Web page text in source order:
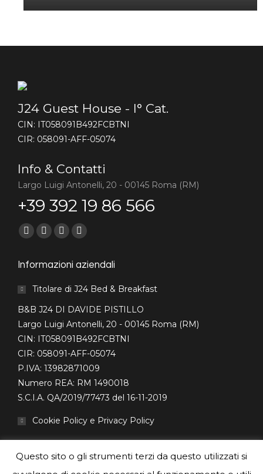
J24 Guest House - I° Cat.
CIN: IT058091B492FCBTNI
CIR: 058091-AFF-05074
Info & Contatti
Largo Luigi Antonelli, 20 - 00145 Roma (RM)
+39 392 19 86 566
Find us on:
Facebook
opens
in
window
Mail
opens
in
window
Sito
page
opens
new
window
Whatsapp
opens
in
window
Informazioni aziendali
Titolare di J24 Bed & Breakfast
B&B J24 DI DAVIDE PISTILLO
Largo Luigi Antonelli, 20 - 00145 Roma (RM)
CIN: IT058091B492FCBTNI
CIR: 058091-AFF-05074
P.IVA: 13982871009
Numero REA: RM 1490018
S.C.I.A. QA/2019/77473 del 16-11-2019
Cookie Policy e Privacy Policy
Questo sito o gli strumenti terzi da questo utilizzati si